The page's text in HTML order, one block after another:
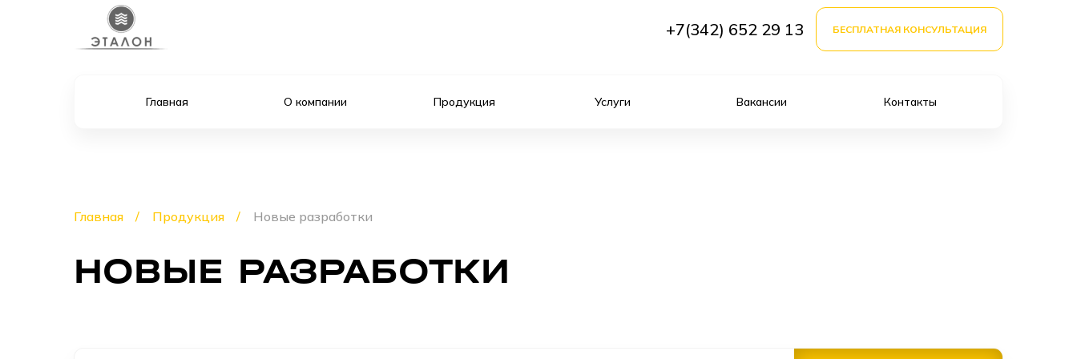
+7(342) 652 29 13 БЕСПЛАТНАЯ КОНСУЛЬТАЦИЯ
Главная О компании Продукция Услуги Вакансии Контакты
Главная Продукция Новые разработки
НОВЫЕ РАЗРАБОТКИ